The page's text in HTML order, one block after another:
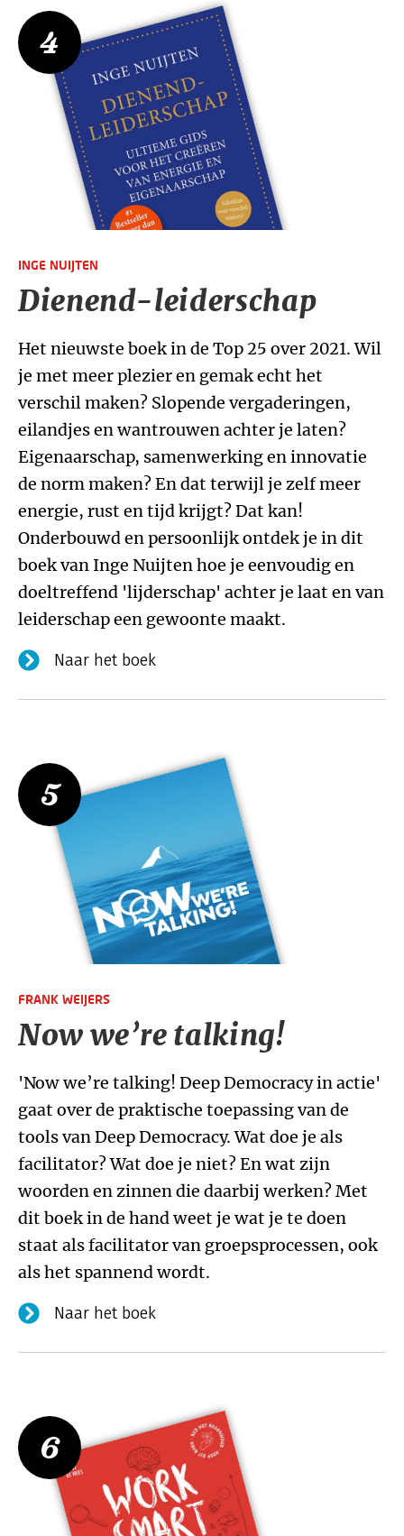
4
INGE NUIJTEN
Dienend-leiderschap
Het nieuwste boek in de Top 25 over 2021. Wil
je met meer plezier en gemak echt het
verschil maken? Slopende vergaderingen,
eilandjes en wantrouwen achter je laten?
Eigenaarschap, samenwerking en innovatie
de norm maken? En dat terwijl je zelf meer
energie, rust en tijd krijgt? Dat kan!
Onderbouwd en persoonlijk ontdek je in dit
boek van Inge Nuijten hoe je eenvoudig en
doeltreffend 'lijderschap' achter je laat en van
leiderschap een gewoonte maakt.
Naar het boek
5
FRANK WEIJERS
Now we’re talking!
'Now we’re talking! Deep Democracy in actie'
gaat over de praktische toepassing van de
tools van Deep Democracy. Wat doe je als
facilitator? Wat doe je niet? En wat zijn
woorden en zinnen die daarbij werken? Met
dit boek in de hand weet je wat je te doen
staat als facilitator van groepsprocessen, ook
als het spannend wordt.
Naar het boek
6